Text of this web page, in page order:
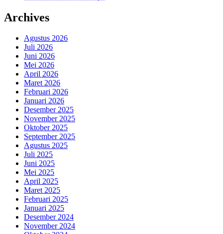
Archives
Agustus 2026
Juli 2026
Juni 2026
Mei 2026
April 2026
Maret 2026
Februari 2026
Januari 2026
Desember 2025
November 2025
Oktober 2025
September 2025
Agustus 2025
Juli 2025
Juni 2025
Mei 2025
April 2025
Maret 2025
Februari 2025
Januari 2025
Desember 2024
November 2024